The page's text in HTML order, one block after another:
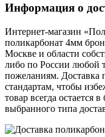
Информация о
Интернет-магазин
поликарбонат 4мм
Москве и области
либо по России любой
пожеланиям. Доставка
стандартам, чтобы
товар всегда остается
выбранного типа